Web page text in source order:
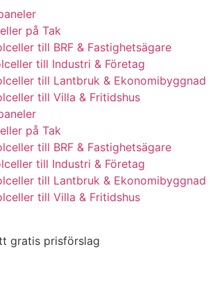
på Tak
till BRF & Fastighetsägare
till Industri & Företag
till Lantbruk & Ekonomibyggnad
till Villa & Fritidshus
på Tak
till BRF & Fastighetsägare
till Industri & Företag
till Lantbruk & Ekonomibyggnad
till Villa & Fritidshus
gratis prisförslag